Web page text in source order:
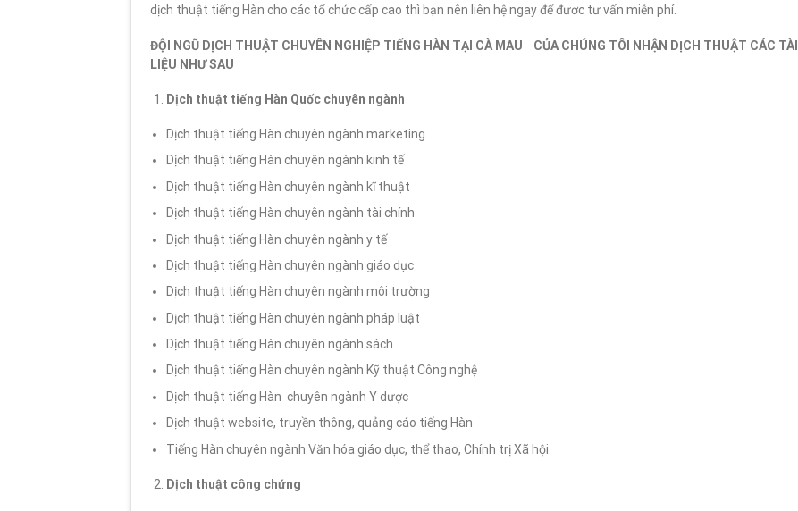
dịch thuật tiếng Hàn cho các tổ chức cấp cao thì bạn nên liên hệ ngay để đươc tư vấn miễn phí.
ĐỘI NGŨ DỊCH THUẬT CHUYÊN NGHIỆP TIẾNG HÀN TẠI CÀ MAU CỦA CHÚNG TÔI NHẬN DỊCH THUẬT CÁC TÀI
LIỆU NHƯ SAU
Dịch thuật tiếng Hàn Quốc chuyên ngành
Dịch thuật tiếng Hàn chuyên ngành marketing
Dịch thuật tiếng Hàn chuyên ngành kinh tế
Dịch thuật tiếng Hàn chuyên ngành kĩ thuật
Dịch thuật tiếng Hàn chuyên ngành tài chính
Dịch thuật tiếng Hàn chuyên ngành y tế
Dịch thuật tiếng Hàn chuyên ngành giáo dục
Dịch thuật tiếng Hàn chuyên ngành môi trường
Dịch thuật tiếng Hàn chuyên ngành pháp luật
Dịch thuật tiếng Hàn chuyên ngành sách
Dịch thuật tiếng Hàn chuyên ngành Kỹ thuật Công nghệ
Dịch thuật tiếng Hàn chuyên ngành Y dược
Dịch thuật website, truyền thông, quảng cáo tiếng Hàn
Tiếng Hàn chuyên ngành Văn hóa giáo dục, thể thao, Chính trị Xã hội
Dịch thuật công chứng